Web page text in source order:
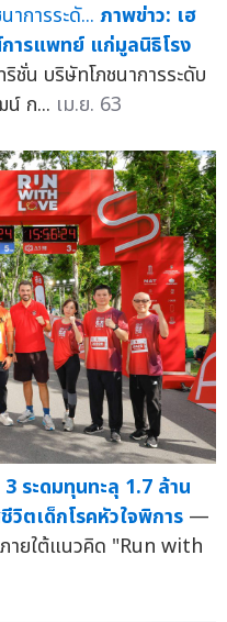
ภาพข่าว: เฮ
ารแพทย์ แก่มูลนิธิโรง
ชั่น บริษัทโภชนาการระดับ
ก... เม.ย. 63
ระดมทุนทะลุ 1.7 ล้าน
วิตเด็กโรคหัวใจพิการ —
ายใต้แนวคิด "Run with